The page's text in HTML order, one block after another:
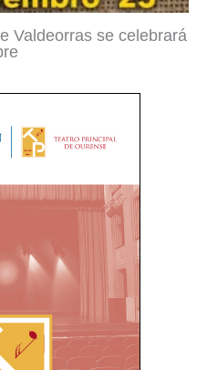
Valdeorras se celebrará